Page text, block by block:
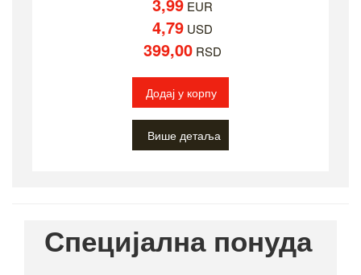
3,99 EUR
4,79 USD
399,00 RSD
Додај у корпу
Више детаља
Специјална понуда